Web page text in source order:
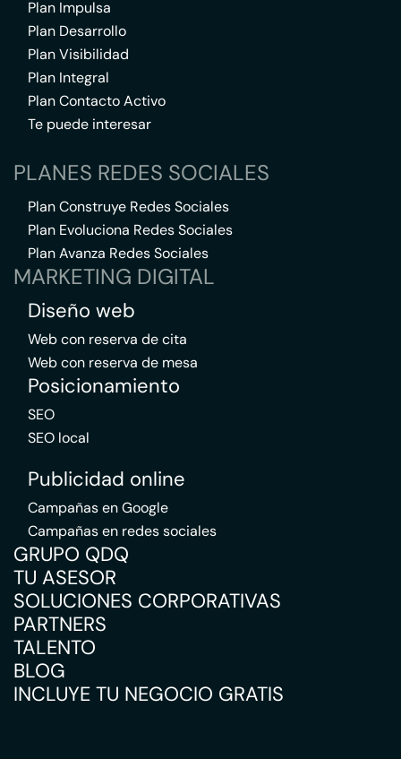
Plan Impulsa
Plan Desarrollo
Plan Visibilidad
Plan Integral
Plan Contacto Activo
Te puede interesar
PLANES REDES SOCIALES
Plan Construye Redes Sociales
Plan Evoluciona Redes Sociales
Plan Avanza Redes Sociales
MARKETING DIGITAL
Diseño web
Web con reserva de cita
Web con reserva de mesa
Posicionamiento
SEO
SEO local
Publicidad online
Campañas en Google
Campañas en redes sociales
GRUPO QDQ
TU ASESOR
SOLUCIONES CORPORATIVAS
PARTNERS
TALENTO
BLOG
INCLUYE TU NEGOCIO GRATIS